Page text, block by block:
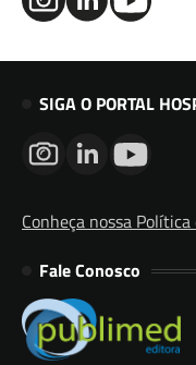
SIGA O PORTAL
Conheça nossa
Fale Conosco